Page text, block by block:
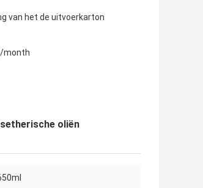
van het de uitvoerkarton
month
oliën